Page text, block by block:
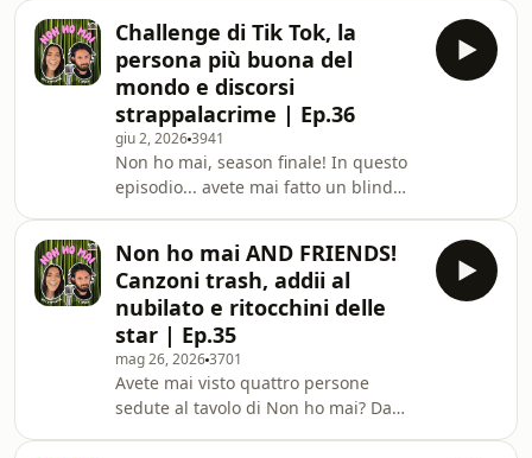
mai avuto una crush estiva? Perché
sono così perfette e puntualmente
destinate a finire? Avete mai fatto una
lista gelati definitiva? Che gusti
scegliete se portate una vaschetta a
casa di amici? E poi... avete mai preso
un aereo per fare una sorpresa al
Challenge di Tik Tok, la
persona più buona del
mondo e discorsi
strappalacrime | Ep.36
giu 2, 20263941
Non ho mai, season finale! In questo
episodio... avete mai fatto un blind
potevamo togliere ai regaz il
privilegio di cimentarsi con
entrambe?! Piccole anticipazioni:
secondo voi chi è la persona più
buona del mondo? E tra scegliere di
essere incredibilmente belli o
incredibilmente simpatici... voi da che
parte state? Ma non di
Non ho mai AND FRIENDS!
Canzoni trash, addii al
nubilato e ritocchini delle
star | Ep.35
mag 26, 20263701
Avete mai visto quattro persone
sedute al tavolo di Non ho mai? Da